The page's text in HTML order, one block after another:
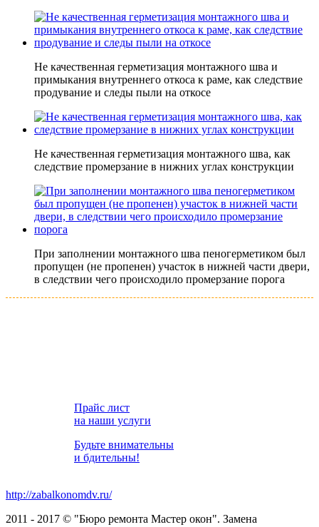
Не качественная герметизация монтажного шва и
примыкания внутреннего откоса к раме, как следствие
продувание и следы пыли на откосе
Не качественная герметизация монтажного шва, как
следствие промерзание в нижних углах конструкции
При заполнении монтажного шва пеногерметиком был
пропущен (не пропенен) участок в нижней части двери,
в следствии чего происходило промерзание порога
Прайс лист
на наши услуги
Будьте внимательны
и бдительны!
http://zabalkonomdv.ru/
2011 - 2017 © "Бюро ремонта Мастер окон". Замена